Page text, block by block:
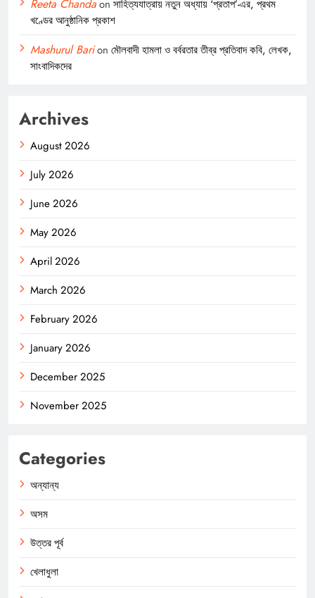
Reeta Chandaon সাহিত্যযাত্রায় নতুন অধ্যায় ‘প্রতাপ’-এর, প্রথম
খণ্ডের আনুষ্ঠানিক প্রকাশ
Mashurul Barion মৌলবাদী হামলা ও বর্বরতার তীব্র প্রতিবাদ কবি, লেখক,
সাংবাদিকদের
Archives
August 2026
July 2026
June 2026
May 2026
April 2026
March 2026
February 2026
January 2026
December 2025
November 2025
Categories
অন্যান্য
অসম
উত্তর পূর্ব
খেলাধুলা